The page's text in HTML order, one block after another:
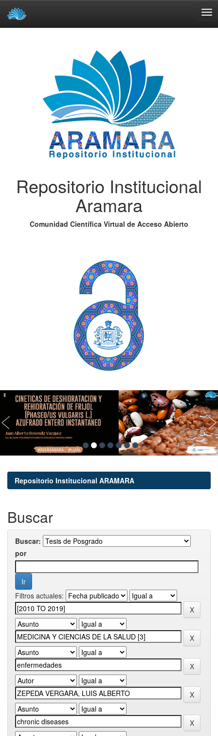
Repositorio Institucional
Aramara
Comunidad Científica Virtual de Acceso Abierto
Repositorio Institucional ARAMARA
Buscar
Buscar:
por
Filtros actuales: